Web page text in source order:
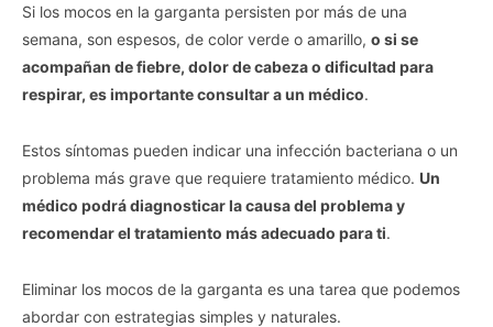
Si los mocos en la garganta persisten por más de una
semana, son espesos, de color verde o amarillo, o si se
acompañan de fiebre, dolor de cabeza o dificultad para
respirar, es importante consultar a un médico.
Estos síntomas pueden indicar una infección bacteriana o un
problema más grave que requiere tratamiento médico. Un
médico podrá diagnosticar la causa del problema y
recomendar el tratamiento más adecuado para ti.
Eliminar los mocos de la garganta es una tarea que podemos
abordar con estrategias simples y naturales.